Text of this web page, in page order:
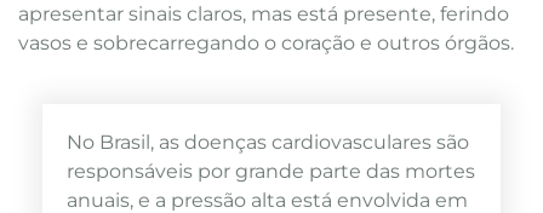
apresentar sinais claros, mas está presente, ferindo
vasos e sobrecarregando o coração e outros órgãos.
No Brasil, as doenças cardiovasculares são
responsáveis por grande parte das mortes
anuais, e a pressão alta está envolvida em